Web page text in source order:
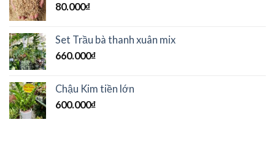
80.000₫
Set Trầu bà thanh xuân mix
660.000₫
Chậu Kim tiền lớn
600.000₫